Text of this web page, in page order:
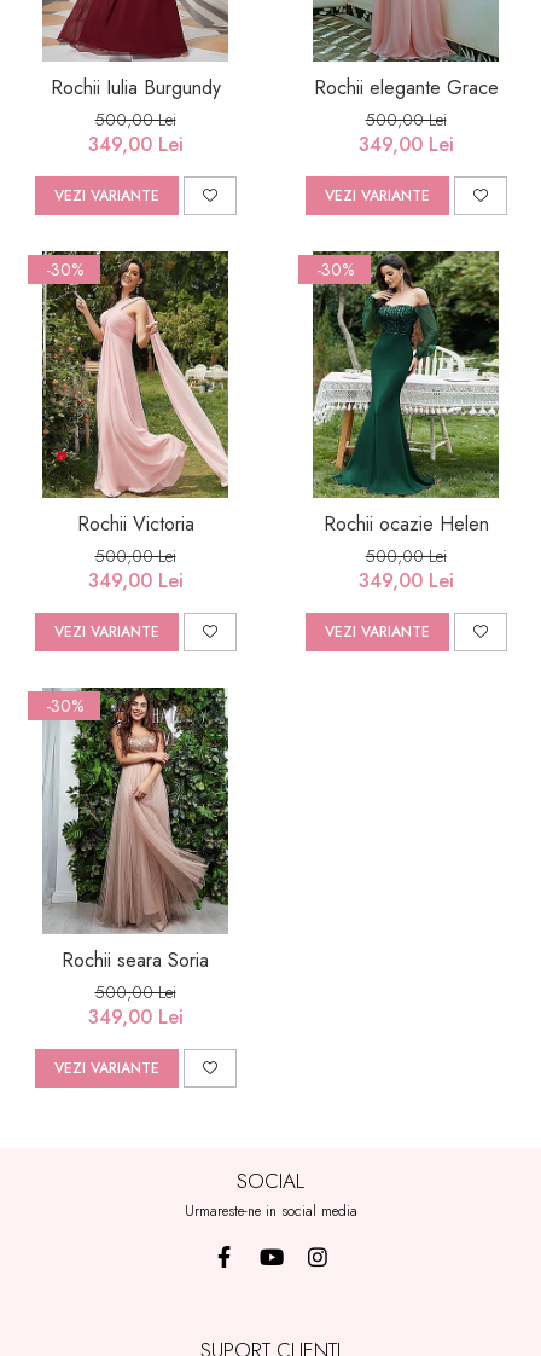
Rochii Iulia Burgundy
500,00 Lei
349,00 Lei
VEZI VARIANTE
Rochii elegante Grace
500,00 Lei
349,00 Lei
VEZI VARIANTE
-30%
Rochii Victoria
500,00 Lei
349,00 Lei
VEZI VARIANTE
-30%
Rochii ocazie Helen
500,00 Lei
349,00 Lei
VEZI VARIANTE
-30%
Rochii seara Soria
500,00 Lei
349,00 Lei
VEZI VARIANTE
SOCIAL
Urmareste-ne in social media
SUPORT CLIENTI